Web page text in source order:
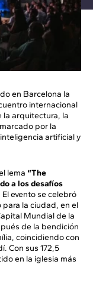
en Barcelona la
internacional
la arquitectura, la
por la
artificial y
lema “The
a los desafíos
evento se celebró
la ciudad, en el
Mundial de la
de la bendición
coincidiendo con
Con sus 172,5
en la iglesia más